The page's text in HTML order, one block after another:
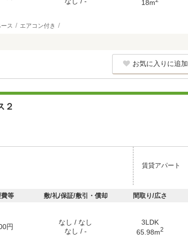
18m
ス エアコン付き
お気に入りに追加
２
賃貸アパート
等 敷/礼/保証/敷引・償却 間取り/広さ
円
なし / なし
なし / -
3LDK
65.98m2